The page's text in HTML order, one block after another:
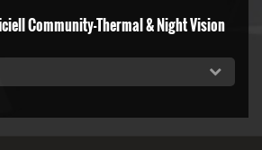
Community-Thermal & Night Vision